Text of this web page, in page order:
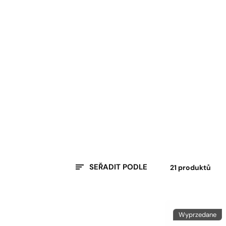
SEŘADIT PODLE 21 produktů
Wyprzedane